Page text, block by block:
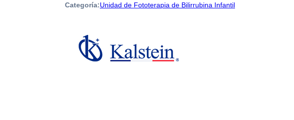
Categoría:Unidad de Fototerapia de Bilirrubina Infantil